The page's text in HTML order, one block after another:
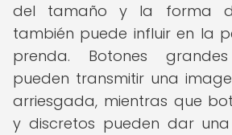
del tamaño y la forma
también puede influir en la
prenda. Botones
pueden transmitir una
arriesgada, mientras que
y discretos pueden dar